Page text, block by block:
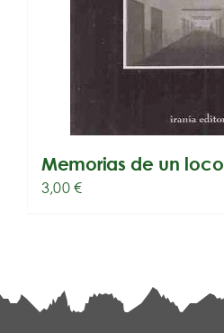
Memorias de un loco
3,00€